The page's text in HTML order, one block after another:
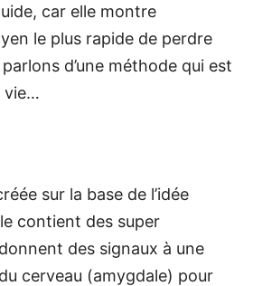
car elle montre
le plus rapide de perdre
d’une méthode qui est
vie…
sur la base de l’idée
contient des super
des signaux à une
cerveau (amygdale) pour